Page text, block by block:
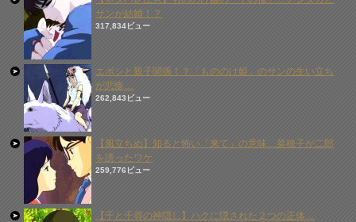
サンが結婚！？
317,834ビュー
エボシと親子関係！？「もののけ姫」のサンの生い立ち
が悲惨…
262,843ビュー
【風立ちぬ】知ると怖い「来て」の意味…菜穂子が二郎
を誘ったワケ
259,776ビュー
【千と千尋の神隠し】ハクに隠された２つの正体…